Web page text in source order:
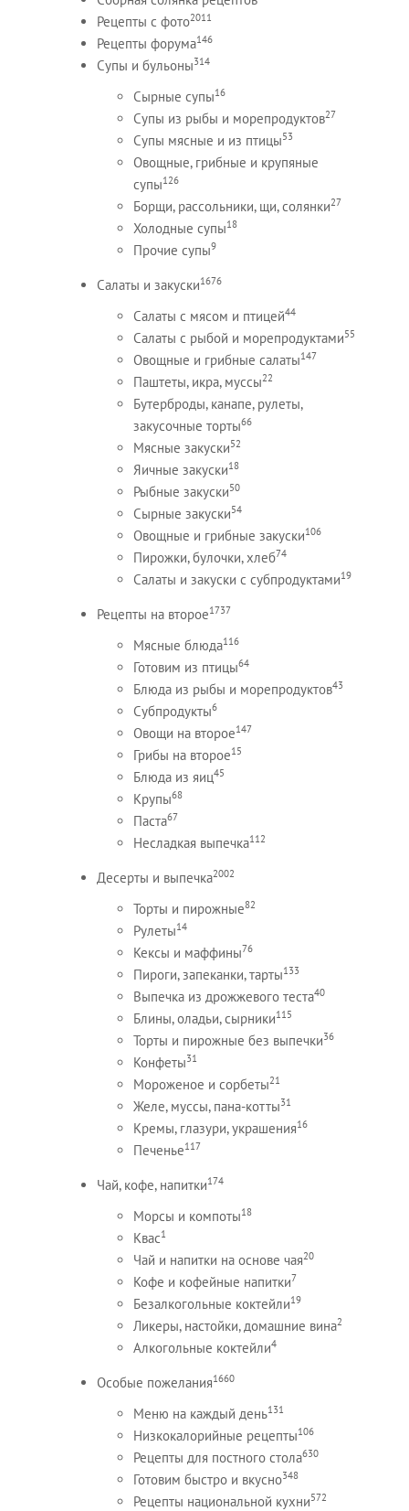
Рецепты c фото2011
Рецепты форума146
Супы и бульоны314
Сырные супы16
Супы из рыбы и морепродуктов27
Супы мясные и из птицы53
Овощные, грибные и крупяные
супы126
Борщи, рассольники, щи, солянки27
Холодные супы18
Прочие супы9
Салаты и закуски1676
Салаты с мясом и птицей44
Салаты с рыбой и морепродуктами55
Овощные и грибные салаты147
Паштеты, икра, муссы22
Бутерброды, канапе, рулеты,
закусочные торты66
Мясные закуски52
Яичные закуски18
Рыбные закуски50
Сырные закуски54
Овощные и грибные закуски106
Пирожки, булочки, хлеб74
Салаты и закуски с субпродуктами19
Рецепты на второе1737
Мясные блюда116
Готовим из птицы64
Блюда из рыбы и морепродуктов43
Субпродукты6
Овощи на второе147
Грибы на второе15
Блюда из яиц45
Крупы68
Паста67
Несладкая выпечка112
Десерты и выпечка2002
Торты и пирожные82
Рулеты14
Кексы и маффины76
Пироги, запеканки, тарты133
Выпечка из дрожжевого теста40
Блины, оладьи, сырники115
Торты и пирожные без выпечки36
Конфеты31
Мороженое и сорбеты21
Желе, муссы, пана-котты31
Кремы, глазури, украшения16
Печенье117
Чай, кофе, напитки174
Морсы и компоты18
Квас1
Чай и напитки на основе чая20
Кофе и кофейные напитки7
Безалкогольные коктейли19
Ликеры, настойки, домашние вина2
Алкогольные коктейли4
Особые пожелания1660
Меню на каждый день131
Низкокалорийные рецепты106
Рецепты для постного стола630
Готовим быстро и вкусно348
Рецепты национальной кухни572